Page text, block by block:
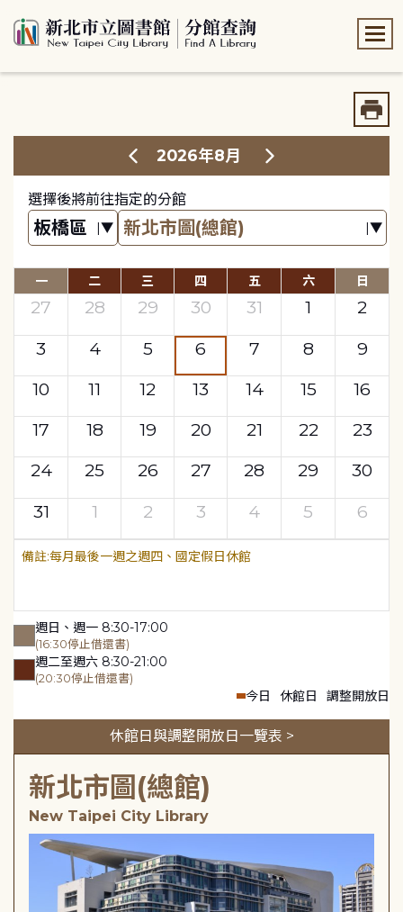
2026年8月
選擇後將前往指定的分館
一 二 三 四 五 六 日
27 28 29 30 31 1
2
3
4 5 6 7 8
9
10
11 12 13 14 15
16
17
18 19 20 21 22
23
24
25 26 27 28 29
30
31
1 2 3 4 5 6
每月最後一週之週四、國定假日休館
週日、週一 8:30-17:00
(16:30停止借還書)
週二至週六 8:30-21:00
(20:30停止借還書)
今日 休館日 調整開放日
休館日與調整開放日一覽表 >
新北市圖(總館)
New Taipei City Library